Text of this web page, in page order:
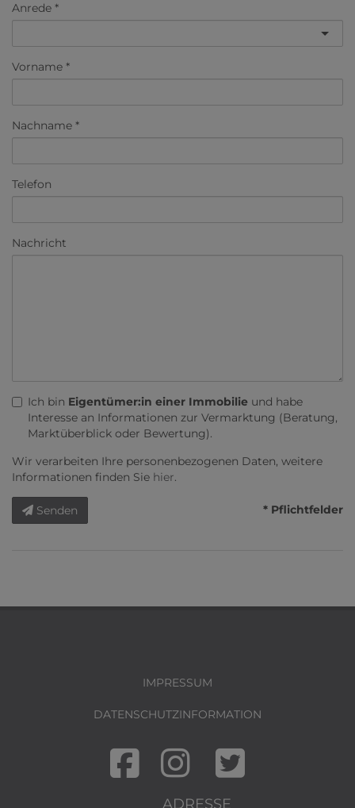
Anrede
Vorname
Nachname
Telefon
Nachricht
Ich bin Eigentümer:in einer Immobilie und habe
Interesse an Informationen zur Vermarktung (Beratung,
Marktüberblick oder Bewertung).
Wir verarbeiten Ihre personenbezogenen Daten, weitere
Informationen finden Sie hier.
Senden * Pflichtfelder
IMPRESSUM
DATENSCHUTZINFORMATION
ADRESSE